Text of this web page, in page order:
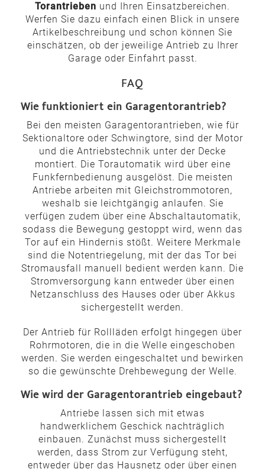
Torantrieben und Ihren Einsatzbereichen.
Werfen Sie dazu einfach einen Blick in unsere
Artikelbeschreibung und schon können Sie
einschätzen, ob der jeweilige Antrieb zu Ihrer
Garage oder Einfahrt passt.
FAQ
Wie funktioniert ein Garagentorantrieb?
Bei den meisten Garagentorantrieben, wie für
Sektionaltore oder Schwingtore, sind der Motor
und die Antriebstechnik unter der Decke
montiert. Die Torautomatik wird über eine
Funkfernbedienung ausgelöst. Die meisten
Antriebe arbeiten mit Gleichstrommotoren,
weshalb sie leichtgängig anlaufen. Sie
verfügen zudem über eine Abschaltautomatik,
sodass die Bewegung gestoppt wird, wenn das
Tor auf ein Hindernis stößt. Weitere Merkmale
sind die Notentriegelung, mit der das Tor bei
Stromausfall manuell bedient werden kann. Die
Stromversorgung kann entweder über einen
Netzanschluss des Hauses oder über Akkus
sichergestellt werden.
Der Antrieb für Rollläden erfolgt hingegen über
Rohrmotoren, die in die Welle eingeschoben
werden. Sie werden eingeschaltet und bewirken
so die gewünschte Drehbewegung der Welle.
Wie wird der Garagentorantrieb eingebaut?
Antriebe lassen sich mit etwas
handwerklichem Geschick nachträglich
einbauen. Zunächst muss sichergestellt
werden, dass Strom zur Verfügung steht,
entweder über das Hausnetz oder über einen